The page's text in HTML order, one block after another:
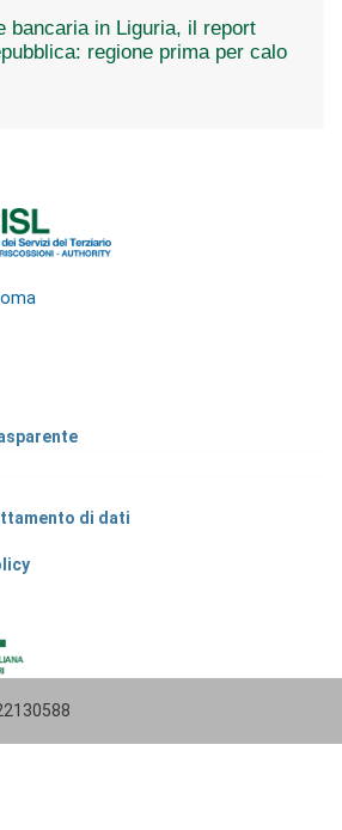
bancaria in Liguria, il report
regione prima per calo
di dati